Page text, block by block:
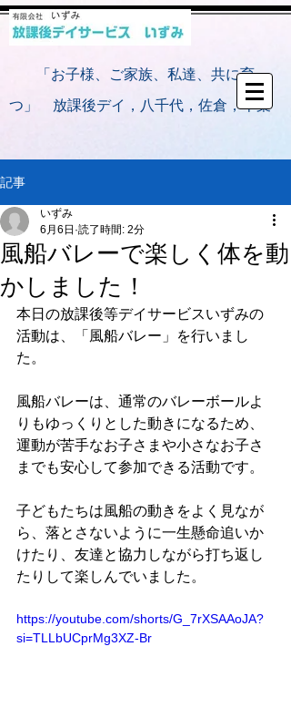
「お子様、ご家族、私達、共に育
つ」 放課後デイ，八千代，佐倉，千葉
記事
風船バレーで楽しく体を動
かしました！
いずみ
6月6日 読了時間: 2分
本日の放課後等デイサービスいずみの
活動は、「風船バレー」を行いまし
た。
風船バレーは、通常のバレーボールよ
りもゆっくりとした動きになるため、
運動が苦手なお子さまや小さなお子さ
までも安心して参加できる活動です。
子どもたちは風船の動きをよく見なが
ら、落とさないように一生懸命追いか
けたり、友達と協力しながら打ち返し
たりして楽しんでいました。
https://youtube.com/shorts/G_7rXSAAoJA?
si=TLLbUCprMg3XZ-Br